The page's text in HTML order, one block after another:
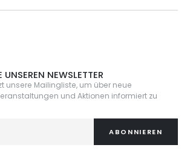
NEWSLETTER
unsere Mailingliste, um über neue
und Aktionen informiert zu
ABONNIEREN